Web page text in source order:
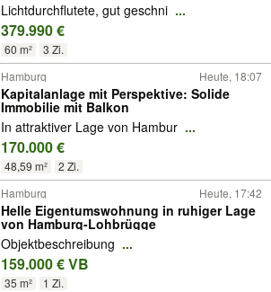
Lichtdurchflutete, gut geschni ...
379.990 €
60 m² 3 Zi.
Hamburg Heute, 18:07
Kapitalanlage mit Perspektive: Solide
Immobilie mit Balkon
In attraktiver Lage von Hambur ...
170.000 €
48,59 m² 2 Zi.
Hamburg Heute, 17:42
Helle Eigentumswohnung in ruhiger Lage
von Hamburg-Lohbrügge
Objektbeschreibung ...
159.000 € VB
35 m² 1 Zi.